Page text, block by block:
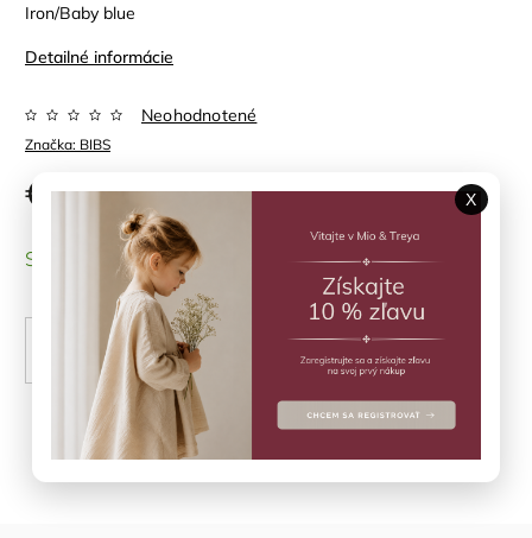
Iron/Baby blue
Detailné informácie
Značka: BIBS
Neohodnotené
€11,90
SKLADOM (1 ks)
Opýtať sa
X